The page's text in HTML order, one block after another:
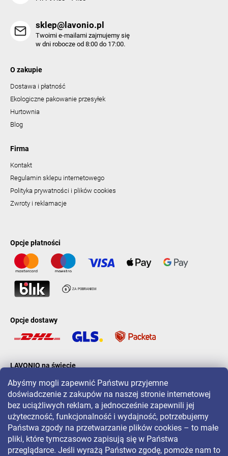
Abyśmy mogli zapewnić Państwu przyjemne
doświadczenie z zakupów na naszej stronie internetowej
bez uciążliwych reklam, a jednocześnie zapewnili jej
użyteczność, funkcjonalność i wydajność, potrzebujemy
Państwa zgody na przetwarzanie plików cookies – to małe
pliki, które tymczasowo zapisują się w Państwa
przeglądarce. Jeśli wyrażą Państwo zgodę, pomoże nam to
sklep@lavonio.pl
Twoimi e-mailami zajmujemy się
w dni robocze od 8:00 do 17:00.
O zakupie
Dostawa i płatność
Ekologiczne pakowanie przesyłek
Hurtownia
Blog
Firma
Kontakt
Regulamin sklepu internetowego
Polityka prywatności i plików cookies
Zwroty i reklamacje
Opcje płatności
Opcje dostawy
LAVONIO na świecie
Aby być na bieżąco z promocjami, konkursami i zniżkami, śledź nas
na: